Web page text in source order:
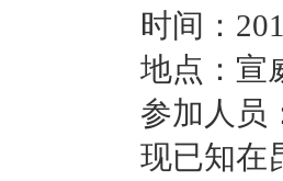
时间：
地点：宣
参加人员
现已知在